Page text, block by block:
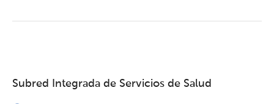
Subred Integrada de Servicios de Salud